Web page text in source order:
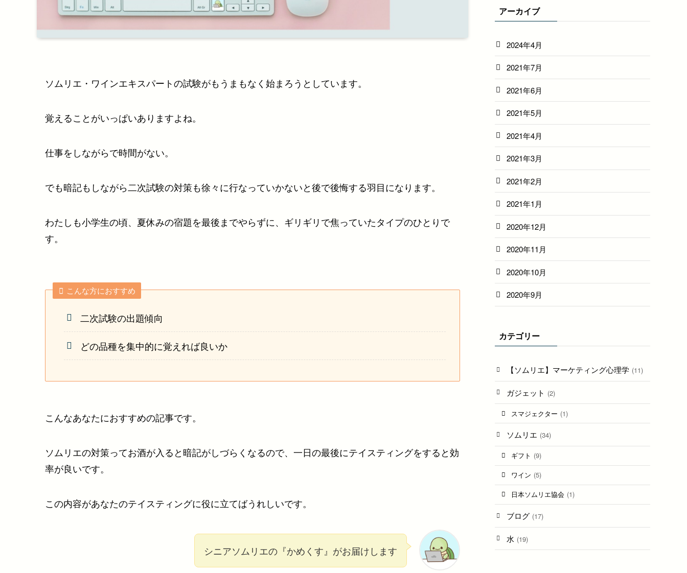
ソムリエ・ワインエキスパートの試験がもうまもなく始まろうとしています。
覚えることがいっぱいありますよね。
仕事をしながらで時間がない。
でも暗記もしながら二次試験の対策も徐々に行なっていかないと後で後悔する羽目になります。
わたしも小学生の頃、夏休みの宿題を最後までやらずに、ギリギリで焦っていたタイプのひとりで
す。
こんな方におすすめ
二次試験の出題傾向
どの品種を集中的に覚えれば良いか
こんなあなたにおすすめの記事です。
ソムリエの対策ってお酒が入ると暗記がしづらくなるので、一日の最後にテイスティングをすると効
率が良いです。
この内容があなたのテイスティングに役に立てばうれしいです。
シニアソムリエの『かめくす』がお届けします
アーカイブ
2024年4月
2021年7月
2021年6月
2021年5月
2021年4月
2021年3月
2021年2月
2021年1月
2020年12月
2020年11月
2020年10月
2020年9月
カテゴリー
【ソムリエ】マーケティング心理学 (11)
ガジェット (2)
スマジェクター (1)
ソムリエ (34)
ギフト (9)
ワイン (5)
日本ソムリエ協会 (1)
ブログ (17)
水 (19)